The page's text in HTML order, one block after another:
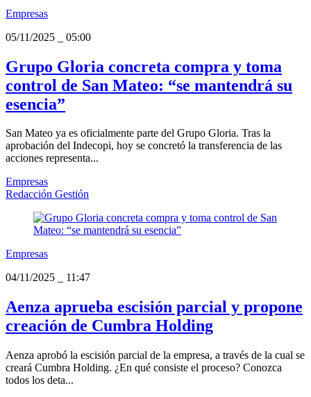
Empresas
05/11/2025
05:00
Grupo Gloria concreta compra y toma
control de San Mateo: “se mantendrá su
esencia”
San Mateo ya es oficialmente parte del Grupo Gloria. Tras la
aprobación del Indecopi, hoy se concretó la transferencia de las
acciones representa...
Empresas
Redacción Gestión
Empresas
04/11/2025
11:47
Aenza aprueba escisión parcial y propone
creación de Cumbra Holding
Aenza aprobó la escisión parcial de la empresa, a través de la cual se
creará Cumbra Holding. ¿En qué consiste el proceso? Conozca
todos los deta...